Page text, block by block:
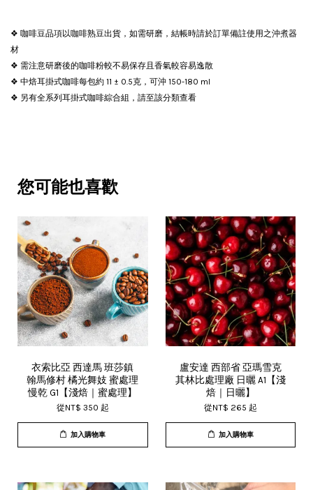
❖ 咖啡豆品項以咖啡熟豆出貨，如需研磨，結帳時請於訂單備註使用之沖煮器
材
❖ 需注意研磨後的咖啡粉較不易保存且香氣較容易逸散
❖ 中焙耳掛式咖啡每包約 11 ± 0.5克，可沖 150-180 ml
❖ 另有全系列耳掛式咖啡綜合組，請至該分類查看
您可能也喜歡
衣索比亞 西達馬 班莎鎮
翰馬修村 橘光舞妓 蜜處理
慢乾 G1【淺焙｜蜜處理】
從NT$ 350 起
加入購物車
盧安達 西部省 亞瑪雪克
其林比處理廠 日曬 A1【淺
焙｜日曬】
從NT$ 265 起
加入購物車